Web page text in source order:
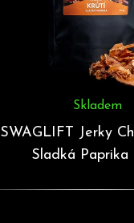
SWAGLIFT Jerky
Sladká
Skladem